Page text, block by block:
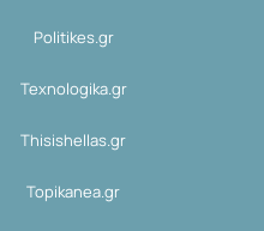
Politikes.gr
Texnologika.gr
Thisishellas.gr
Topikanea.gr